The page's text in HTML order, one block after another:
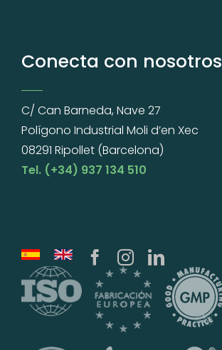
Conecta con nosotros
C/ Can Barneda, Nave 27
Polígono Industrial Moli d’en Xec
08291 Ripollet (Barcelona)
Tel. (+34) 937 134 510